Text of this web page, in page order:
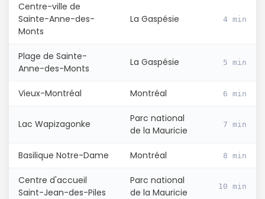
Centre-ville de
Sainte-Anne-des-
Monts
La Gaspésie 4 min
Plage de Sainte-
Anne-des-Monts
La Gaspésie 5 min
Vieux-Montréal Montréal 6 min
Lac Wapizagonke
Parc national
de la Mauricie
7 min
Basilique Notre-Dame Montréal 8 min
Centre d'accueil
Saint-Jean-des-Piles
Parc national
de la Mauricie
10 min